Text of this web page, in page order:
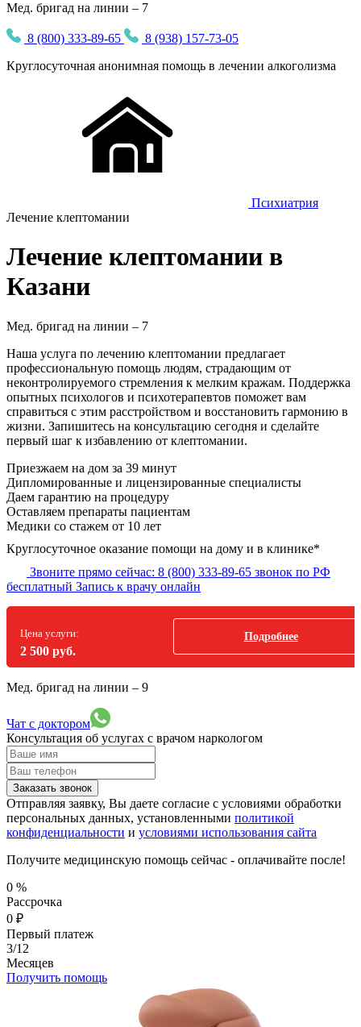
Мед. бригад на линии – 7
8 (800) 333-89-65
8 (938) 157-73-05
Круглосуточная анонимная помощь в лечении алкоголизма
Психиатрия
Лечение клептомании
Лечение клептомании в
Казани
Мед. бригад на линии – 7
Наша услуга по лечению клептомании предлагает
профессиональную помощь людям, страдающим от
неконтролируемого стремления к мелким кражам. Поддержка
опытных психологов и психотерапевтов поможет вам
справиться с этим расстройством и восстановить гармонию в
жизни. Запишитесь на консультацию сегодня и сделайте
первый шаг к избавлению от клептомании.
Приезжаем на дом за 39 минут
Дипломированные и лицензированные специалисты
Даем гарантию на процедуру
Оставляем препараты пациентам
Медики со стажем от 10 лет
Круглосуточное оказание помощи на дому и в клинике*
Звоните прямо сейчас: 8 (800) 333-89-65 звонок по РФ
бесплатный Запись к врачу онлайн
Цена услуги:
2 500 руб.
Подробнее
Мед. бригад на линии – 9
Чат с доктором
Консультация об услугах с врачом наркологом
Заказать звонок
Отправляя заявку, Вы даете согласие с условиями обработки
персональных данных, установленными политикой
конфиденциальности и условиями использования сайта
Получите медицинскую помощь сейчас - оплачивайте после!
0 %
Рассрочка
0 ₽
Первый платеж
3/12
Месяцев
Получить помощь